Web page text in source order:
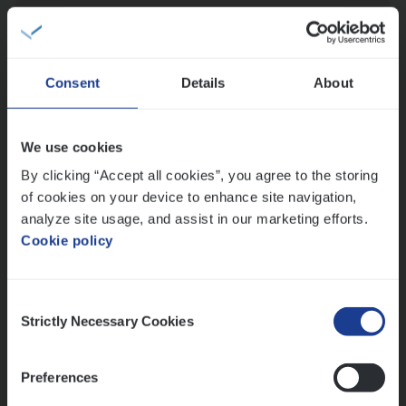
Consent Details About
We use cookies
By clicking “Accept all cookies”, you agree to the storing
of cookies on your device to enhance site navigation,
analyze site usage, and assist in our marketing efforts.
Cookie policy
Selection
Strictly Necessary Cookies
Preferences
(Agi­le)ITPro­ject Manager
IT, Change & Innovation
Antwerpen
ITBusi­ness Analyst
IT, Change & Innovation
Antwerpen
Mathias houdt van diepgaande dossiers én droge